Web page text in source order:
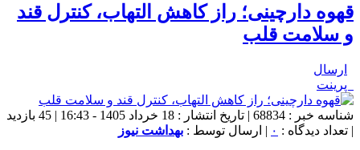
قهوه دارچینی؛ راز کاهش التهاب، کنترل قند
و سلامت قلب
ارسال
پرینت
شناسه خبر : 68834 | تاریخ انتشار : 18 خرداد 1405 - 16:43 | 45 بازدید
| تعداد دیدگاه : ۰ | ارسال توسط : بهداشت نیوز